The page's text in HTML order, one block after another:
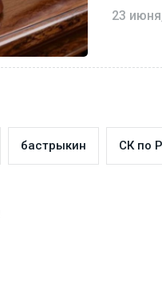
23
бастрыкин СК по